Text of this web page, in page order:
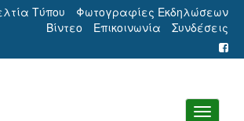
Τύπου
Φωτογραφίες Εκδηλώσεων
Βίντεο
Επικοινωνία Συνδέσεις